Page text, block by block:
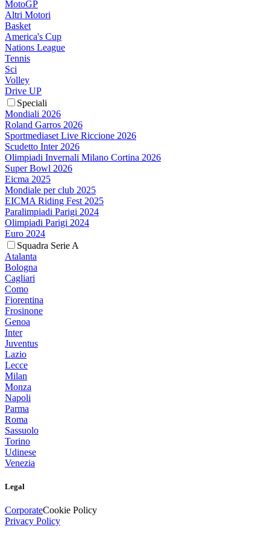
MotoGP
Altri Motori
Basket
America's Cup
Nations League
Tennis
Sci
Volley
Drive UP
Speciali
Mondiali 2026
Roland Garros 2026
Sportmediaset Live Riccione 2026
Scudetto Inter 2026
Olimpiadi Invernali Milano Cortina 2026
Super Bowl 2026
Eicma 2025
Mondiale per club 2025
EICMA Riding Fest 2025
Paralimpiadi Parigi 2024
Olimpiadi Parigi 2024
Euro 2024
Squadra Serie A
Atalanta
Bologna
Cagliari
Como
Fiorentina
Frosinone
Genoa
Inter
Juventus
Lazio
Lecce
Milan
Monza
Napoli
Parma
Roma
Sassuolo
Torino
Udinese
Venezia
Legal
CorporateCookie Policy
Privacy Policy